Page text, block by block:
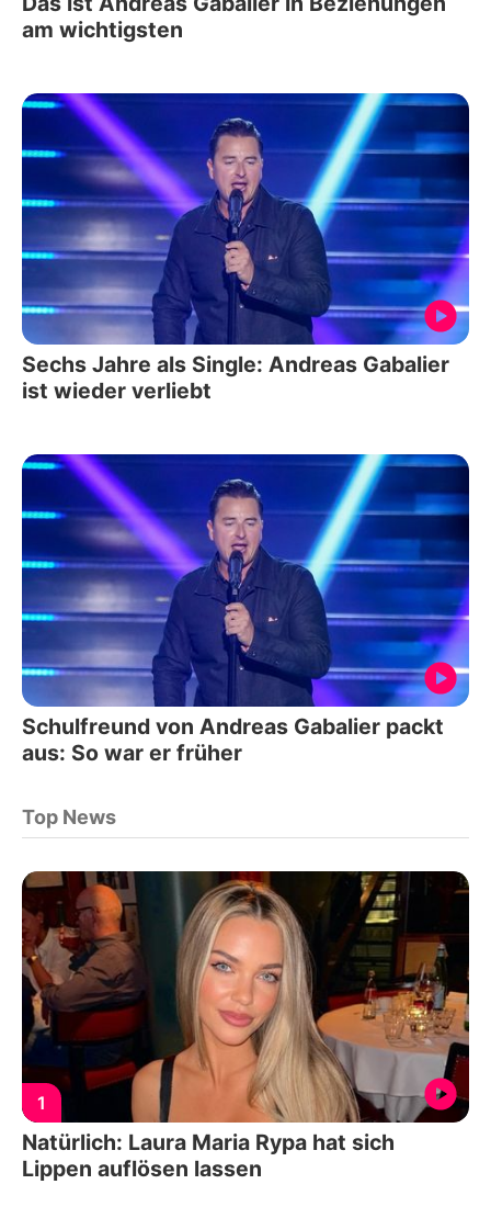
am wichtigsten
Sechs Jahre als Single: Andreas Gabalier
ist wieder verliebt
Schulfreund von Andreas Gabalier packt
aus: So war er früher
Top News
1
Natürlich: Laura Maria Rypa hat sich
Lippen auflösen lassen